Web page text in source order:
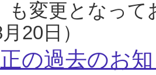
も変更となっ
20日）
の過去のお